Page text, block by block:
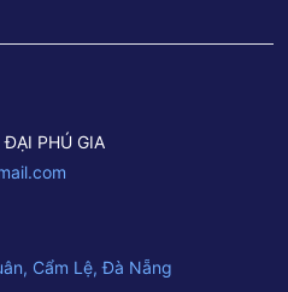
PHÚ GIA
Cẩm Lệ, Đà Nẵng